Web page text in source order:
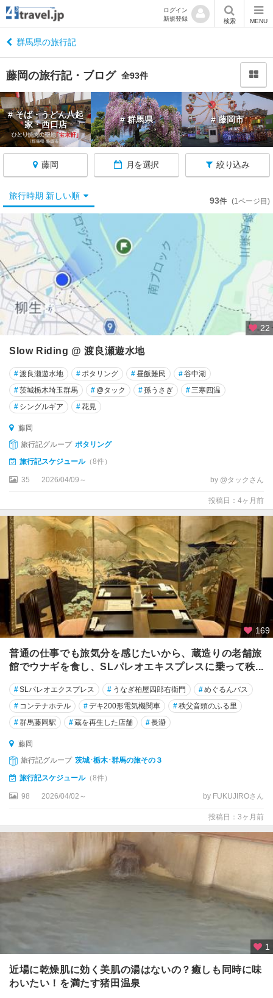
ログイン
新規登録
検索 MENU
群馬県の旅行記
藤岡の旅行記・ブログ 全93件
# そば・うどん八起
家・西口店
# 群馬県 # 藤岡市
藤岡 月を選択 絞り込み
群
馬
へ
戻
群
馬
す
べ
高
・
前
橋
伊
崎
・
太
田
・
桐
生
藤
磯
部
・
下
仁
田
藤
岡
岡
・
甘
楽
下
田
磯
温
妙
上
野
・
南
旅行時期 新しい順 93件 (1ページ目)
22
Slow Riding @ 渡良瀬遊水地
#渡良瀬遊水地 #ポタリング #昼飯難民 #谷中湖
#茨城栃木埼玉群馬 # @タック #孫うさぎ #三寒四温
# シングルギア #花見
藤岡
旅行記グループ ポタリング
旅行記スケジュール（8件）
35 2026/04/09～ by @タックさん
投稿日：4ヶ月前
169
普通の仕事でも旅気分を感じたいから、蔵造りの老舗旅
館でウナギを食し、SLパレオエキスプレスに乗って秩...
#SLパレオエクスプレス # うなぎ柏屋四郎右衛門 #めぐるんバス
# コンテナホテル #デキ200形電気機関車 #秩父音頭のふる里
#群馬藤岡駅 #蔵を再生した店舗 #長瀞
藤岡
旅行記グループ 茨城･栃木･群馬の旅その３
旅行記スケジュール（8件）
98 2026/04/02～ by FUKUJIROさん
投稿日：3ヶ月前
1
近場に乾燥肌に効く美肌の湯はないの？癒しも同時に味
わいたい！を満たす猪田温泉